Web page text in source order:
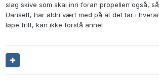
slag skive som skal inn foran propellen også,
Uansett, har aldri vært med på at det tar i
løpe fritt, kan ikke forstå annet.